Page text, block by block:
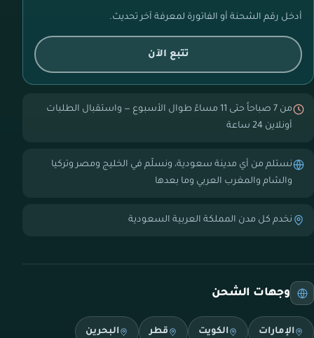
أدخل رقم الشحنة أو الفاتورة لمعرفة آخر تحديث.
تتبع الآن
من 7 صباحاً حتى 11 مساءً طوال الأسبوع — واستقبال الطلبات
أونلاين 24 ساعة
نستلم من أي مدينة سعودية، ونسلّم في الخليج ومصر وتركيا
والشام والمغرب العربي وما بعدها
نخدم كل مدن المملكة العربية السعودية
وجهات الشحن
الإمارات الكويت قطر البحرين